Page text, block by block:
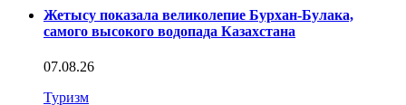
Жетысу показала великолепие Бурхан-Булака,
самого высокого водопада Казахстана
07.08.26
Туризм